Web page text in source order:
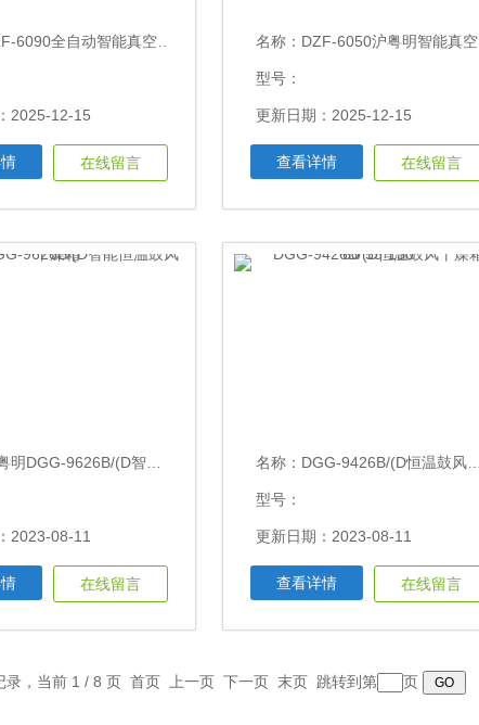
6090全自动智能真空干燥箱250℃
2025-12-15
在线留言
名称： DZF-6050沪粤明智能真空干燥箱220V
型号：
更新日期：2025-12-15
查看详情 在线留言
DGG-9626B/(D智能恒温鼓风干燥箱
2023-08-11
在线留言
名称： DGG-9426B/(D恒温鼓风干燥箱60*55*130
型号：
更新日期：2023-08-11
查看详情 在线留言
录，当前 1 / 8 页 首页 上一页 下一页 末页 跳转到第 页